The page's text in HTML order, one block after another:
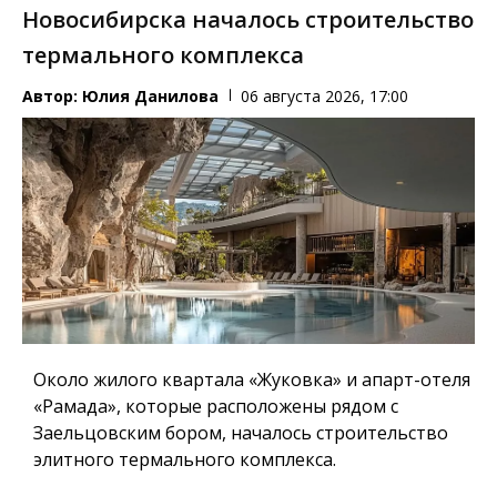
Новосибирска началось строительство
термального комплекса
Автор: Юлия Данилова 06 августа 2026, 17:00
Около жилого квартала «Жуковка» и апарт-отеля
«Рамада», которые расположены рядом с
Заельцовским бором, началось строительство
элитного термального комплекса.